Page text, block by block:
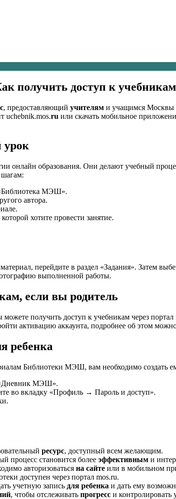
получить доступ к
, предоставляющий учителям и учащимся Москвы
uchebnik.mos.ru или скачать мобильное
урок
онлайн образования. Они делают учебный
МЭШ».
автора.
хотите провести занятие.
перейдите в раздел «Задания». Затем
выполненной работы.
если вы родитель
получить доступ к учебникам через
активацию аккаунта, подробнее об этом можно
ребенка
Библиотеки МЭШ, вам необходимо создать
«Дневник МЭШ».
во вкладку «Профиль → Пароль и доступ».
ресурс, доступный всем желающим.
процесс становится более эффективным и
авторизоваться на сайте или в мобильном
доступен через портал mos.ru.
учетную запись для ребенка и дать ему
, чтобы отслеживать прогресс и контролировать